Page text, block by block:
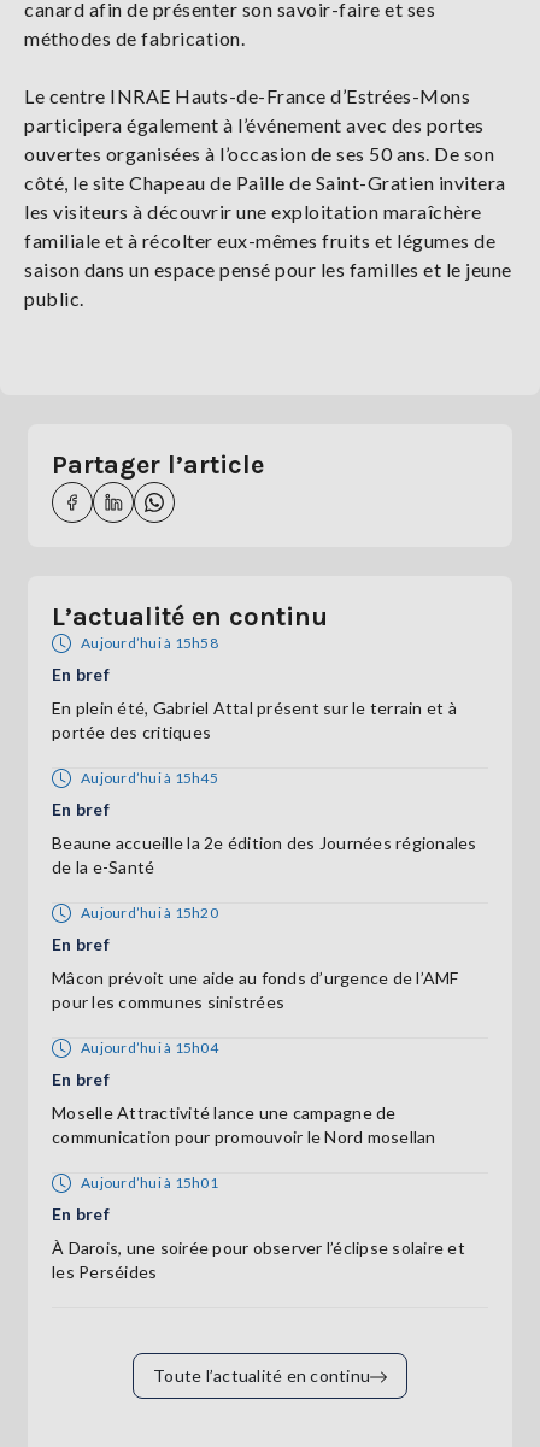
canard afin de présenter son savoir-faire et ses
méthodes de fabrication.
Le centre INRAE Hauts-de-France d’Estrées-Mons
participera également à l’événement avec des portes
ouvertes organisées à l’occasion de ses 50 ans. De son
côté, le site Chapeau de Paille de Saint-Gratien invitera
les visiteurs à découvrir une exploitation maraîchère
familiale et à récolter eux-mêmes fruits et légumes de
saison dans un espace pensé pour les familles et le jeune
public.
Partager l’article
L’actualité en continu
Aujourd’hui à 15h58
En bref
En plein été, Gabriel Attal présent sur le terrain et à
portée des critiques
Aujourd’hui à 15h45
En bref
Beaune accueille la 2e édition des Journées régionales
de la e-Santé
Aujourd’hui à 15h20
En bref
Mâcon prévoit une aide au fonds d’urgence de l’AMF
pour les communes sinistrées
Aujourd’hui à 15h04
En bref
Moselle Attractivité lance une campagne de
communication pour promouvoir le Nord mosellan
Aujourd’hui à 15h01
En bref
À Darois, une soirée pour observer l’éclipse solaire et
les Perséides
Toute l’actualité en continu